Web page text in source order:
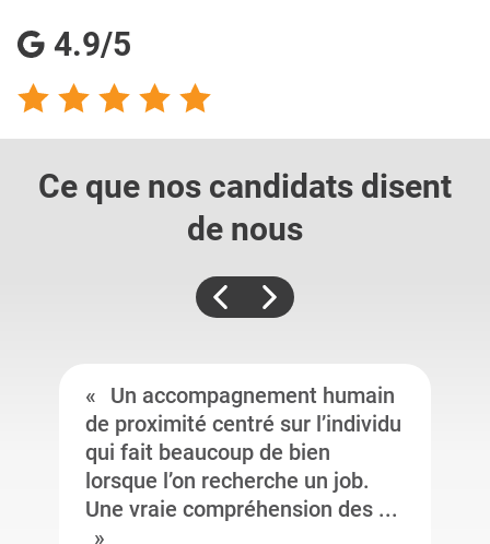
4.9/5
Ce que nos candidats disent
de nous
Un accompagnement humain
de proximité centré sur l’individu
qui fait beaucoup de bien
lorsque l’on recherche un job.
Une vraie compréhension des ...